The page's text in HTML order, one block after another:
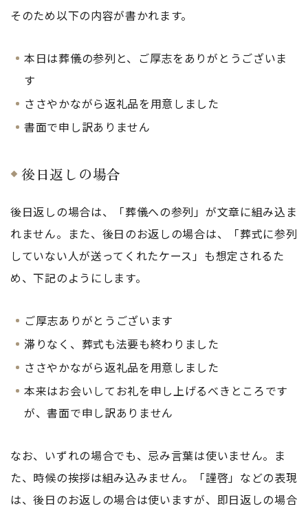
そのため以下の内容が書かれます。
本日は葬儀の参列と、ご厚志をありがとうございま
す
ささやかながら返礼品を用意しました
書面で申し訳ありません
後日返しの場合
後日返しの場合は、「葬儀への参列」が文章に組み込ま
れません。また、後日のお返しの場合は、「葬式に参列
していない人が送ってくれたケース」も想定されるた
め、下記のようにします。
ご厚志ありがとうございます
滞りなく、葬式も法要も終わりました
ささやかながら返礼品を用意しました
本来はお会いしてお礼を申し上げるべきところです
が、書面で申し訳ありません
なお、いずれの場合でも、忌み言葉は使いません。ま
た、時候の挨拶は組み込みません。「謹啓」などの表現
は、後日のお返しの場合は使いますが、即日返しの場合